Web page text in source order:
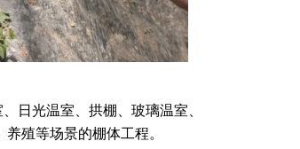
日光温室、拱棚、玻璃温室、
殖等场景的棚体工程。